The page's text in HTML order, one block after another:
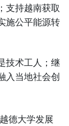
支持越南获取
施公平能源转
技术工人；继
入当地社会创
德大学发展